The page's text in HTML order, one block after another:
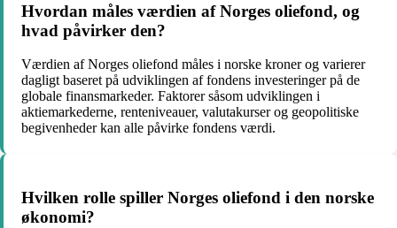
Hvordan måles værdien af Norges oliefond, og
hvad påvirker den?
Værdien af Norges oliefond måles i norske kroner og varierer
dagligt baseret på udviklingen af fondens investeringer på de
globale finansmarkeder. Faktorer såsom udviklingen i
aktiemarkederne, renteniveauer, valutakurser og geopolitiske
begivenheder kan alle påvirke fondens værdi.
Hvilken rolle spiller Norges oliefond i den norske
økonomi?